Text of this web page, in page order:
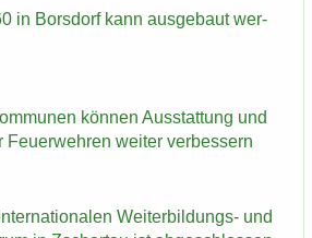
in Bors­dorf kann aus­ge­baut wer­
kön­nen Aus­stat­tung und
Feu­er­weh­ren wei­ter ver­bes­sern
Weiterbildungs-​ und